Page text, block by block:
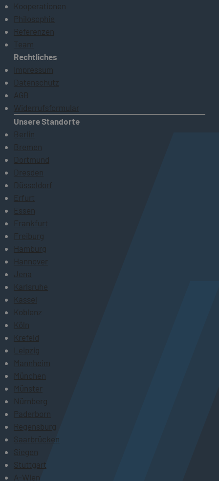
Kooperationen
Philosophie
Referenzen
Team
Rechtliches
Impressum
Datenschutz
AGB
Widerrufsformular
Unsere Standorte
Berlin
Bremen
Dortmund
Dresden
Düsseldorf
Erfurt
Essen
Frankfurt
Freiburg
Hamburg
Hannover
Jena
Karlsruhe
Kassel
Koblenz
Köln
Krefeld
Leipzig
Mannheim
München
Münster
Nürnberg
Paderborn
Regensburg
Saarbrücken
Siegen
Stuttgart
A-Wien